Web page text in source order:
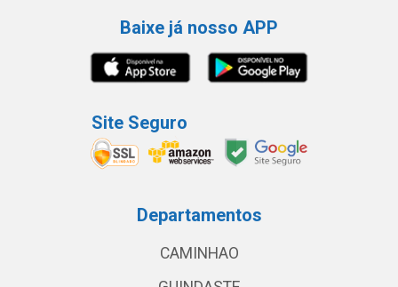
Baixe já nosso APP
Site Seguro
Departamentos
CAMINHAO